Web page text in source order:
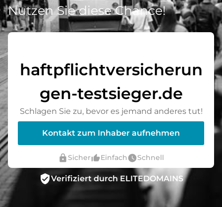
Nutzen Sie diese Chance!
haftpflichtversicherun
gen-testsieger.de
Schlagen Sie zu, bevor es jemand anderes tut!
Kontakt zum Inhaber aufnehmen
lock Sicherthumb_up_altEinfachwatch_laterSchnell
verified_userVerifiziert durch ELITEDOMAINS